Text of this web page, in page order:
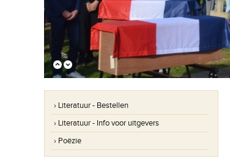
› Literatuur - Bestellen
› Literatuur - Info voor uitgevers
› Poëzie